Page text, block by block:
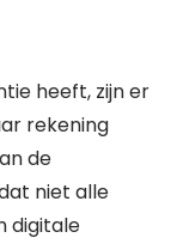
heeft, zijn er
rekening
de
niet alle
digitale